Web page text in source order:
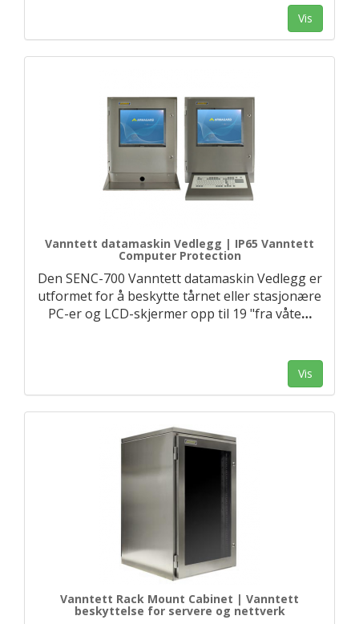
Vis
Vanntett datamaskin Vedlegg | IP65 Vanntett
Computer Protection
Den SENC-700 Vanntett datamaskin Vedlegg er
utformet for å beskytte tårnet eller stasjonære
PC-er og LCD-skjermer opp til 19 "fra våte…
Vis
Vanntett Rack Mount Cabinet | Vanntett
beskyttelse for servere og nettverk